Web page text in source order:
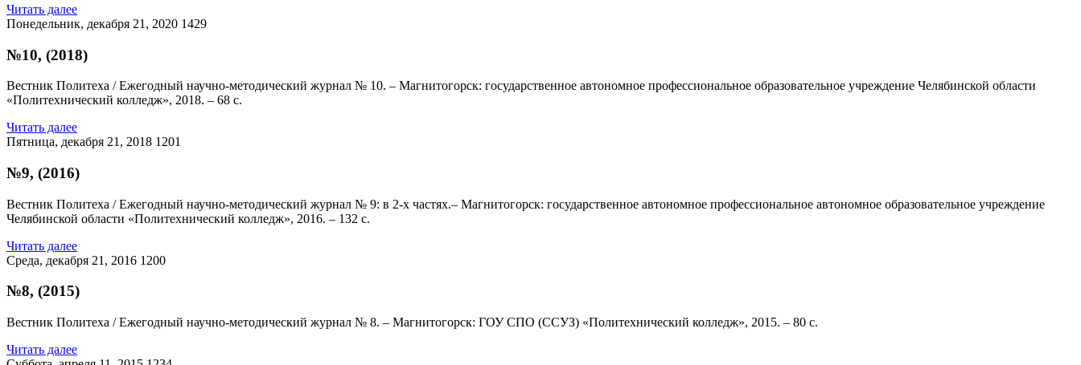
Читать далее
Понедельник, декабря 21, 2020 1429
№10, (2018)
Вестник Политеха / Ежегодный научно-методический журнал № 10. – Магнитогорск: государственное автономное профессиональное образовательное учреждение Челябинской области
«Политехнический колледж», 2018. – 68 с.
Читать далее
Пятница, декабря 21, 2018 1201
№9, (2016)
Вестник Политеха / Ежегодный научно-методический журнал № 9: в 2-х частях.– Магнитогорск: государственное автономное профессиональное автономное образовательное учреждение
Челябинской области «Политехнический колледж», 2016. – 132 с.
Читать далее
Среда, декабря 21, 2016 1200
№8, (2015)
Вестник Политеха / Ежегодный научно-методический журнал № 8. – Магнитогорск: ГОУ СПО (ССУЗ) «Политехнический колледж», 2015. – 80 с.
Читать далее